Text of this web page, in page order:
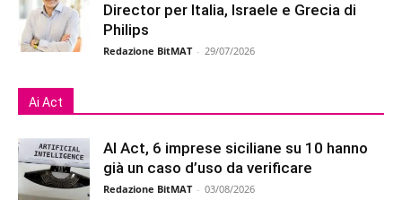
Director per Italia, Israele e Grecia di
Philips
Redazione BitMAT - 29/07/2026
Ai Act
AI Act, 6 imprese siciliane su 10 hanno
già un caso d’uso da verificare
Redazione BitMAT - 03/08/2026